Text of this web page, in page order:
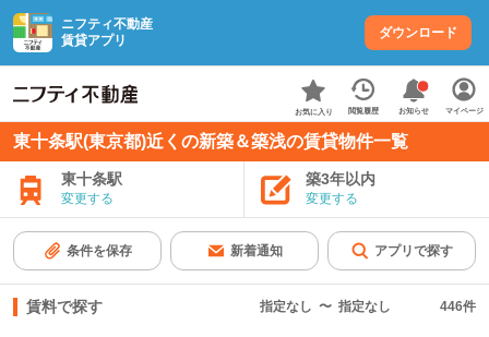
ニフティ不動産
賃貸アプリ
ダウンロード
お気に入り 閲覧履歴 お知らせ マイページ
東十条駅(東京都)近くの新築＆築浅の賃貸物件一覧
東十条駅
変更する
築3年以内
変更する
条件を保存 新着通知 アプリで探す
賃料で探す 指定なし 〜 指定なし 446件